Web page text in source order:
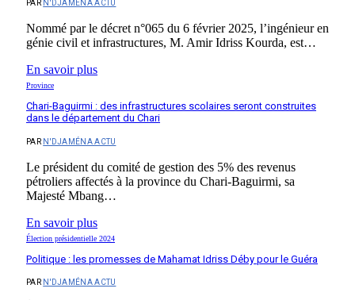
PAR N'DJAMÉNA ACTU
Nommé par le décret n°065 du 6 février 2025, l’ingénieur en
génie civil et infrastructures, M. Amir Idriss Kourda, est…
En savoir plus
Province
Chari-Baguirmi : des infrastructures scolaires seront construites
dans le département du Chari
PAR N'DJAMÉNA ACTU
Le président du comité de gestion des 5% des revenus
pétroliers affectés à la province du Chari-Baguirmi, sa
Majesté Mbang…
En savoir plus
Élection présidentielle 2024
Politique : les promesses de Mahamat Idriss Déby pour le Guéra
PAR N'DJAMÉNA ACTU